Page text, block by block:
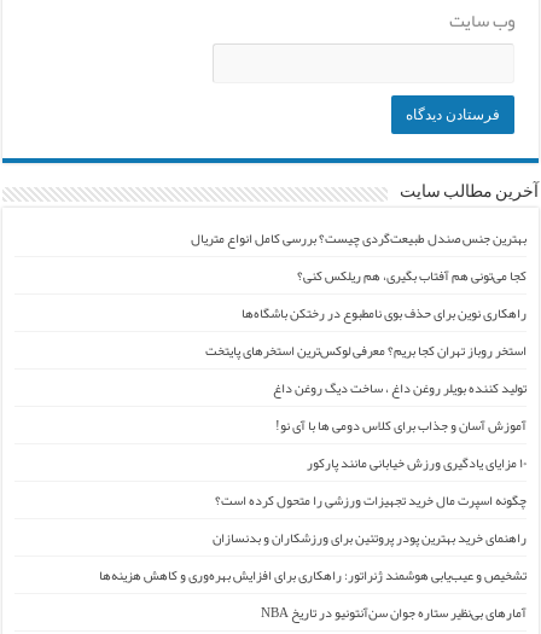
وب‌ سایت
آخرین مطالب سایت
بهترین جنس صندل طبیعت‌گردی چیست؟ بررسی کامل انواع متریال
کجا می‌تونی هم آفتاب بگیری، هم ریلکس کنی؟
راهکاری نوین برای حذف بوی نامطبوع در رختکن باشگاه‌ها
استخر روباز تهران کجا بریم؟ معرفی لوکس‌ترین استخرهای پایتخت
تولید کننده بویلر روغن داغ ، ساخت دیگ روغن داغ
آموزش آسان و جذاب برای کلاس دومی ها با آی نو!
۱۰ مزایای یادگیری ورزش خیابانی مانند پارکور
چگونه اسپرت مال خرید تجهیزات ورزشی را متحول کرده است؟
راهنمای خرید بهترین پودر پروتئین برای ورزشکاران و بدنسازان
تشخیص و عیب‌یابی هوشمند ژنراتور: راهکاری برای افزایش بهره‌وری و کاهش هزینه‌ها
آمارهای بی‌نظیر ستاره جوان سن‌آنتونیو در تاریخ NBA